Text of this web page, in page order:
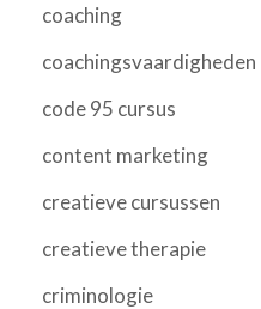
coaching
coachingsvaardigheden
code 95 cursus
content marketing
creatieve cursussen
creatieve therapie
criminologie